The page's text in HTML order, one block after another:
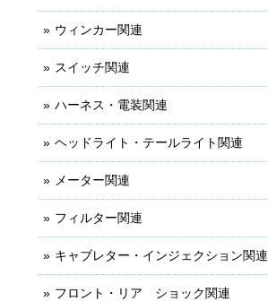
ウィンカー関連
スイッチ関連
ハーネス・電装関連
ヘッドライト・テールライト関連
メーター関連
フィルター関連
キャブレター・インジェクション関連
フロント・リア ショック関連